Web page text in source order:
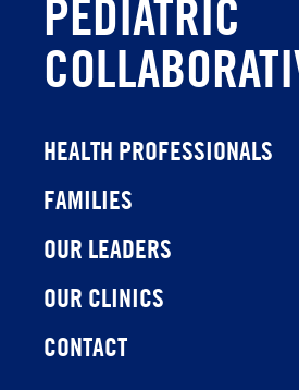
PEDIATRIC
HEALTH PROFESSIONALS
FAMILIES
OUR LEADERS
OUR CLINICS
CONTACT